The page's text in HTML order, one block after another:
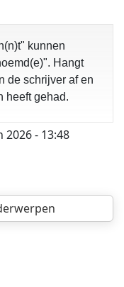
kunnen
Hangt
de schrijver af en
heeft gehad.
2026 - 13:48